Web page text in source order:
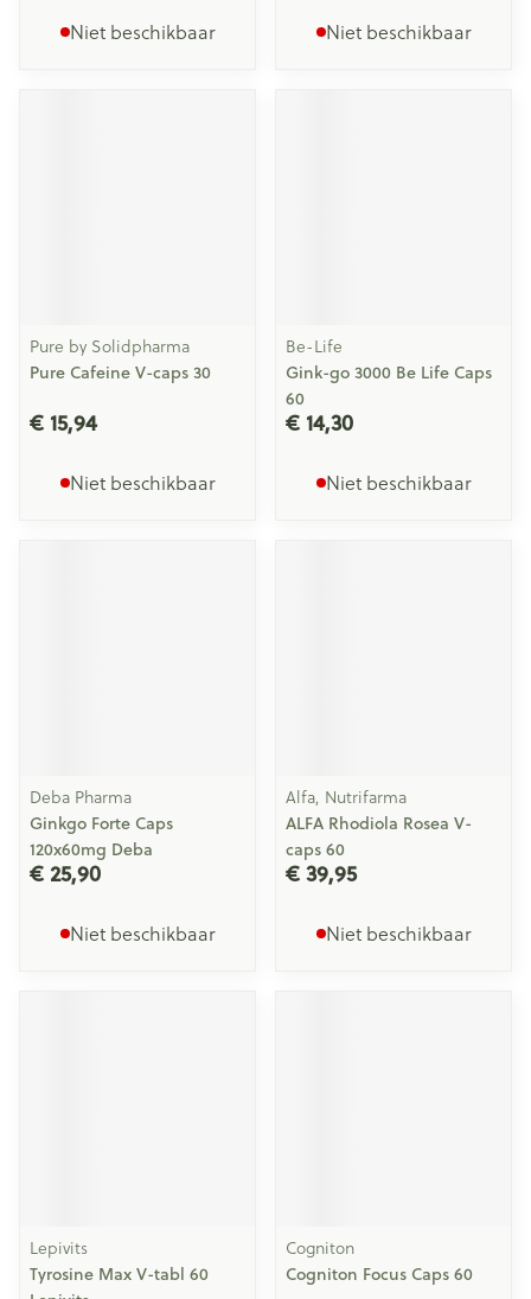
Niet beschikbaar Niet beschikbaar
Pure by Solidpharma
Pure Cafeine V-caps 30
€ 15,94
Niet beschikbaar
Be-Life
Gink-go 3000 Be Life Caps
60
€ 14,30
Niet beschikbaar
Deba Pharma
Ginkgo Forte Caps
120x60mg Deba
€ 25,90
Niet beschikbaar
Alfa, Nutrifarma
ALFA Rhodiola Rosea V-
caps 60
€ 39,95
Niet beschikbaar
Lepivits
Tyrosine Max V-tabl 60
Cogniton
Cogniton Focus Caps 60